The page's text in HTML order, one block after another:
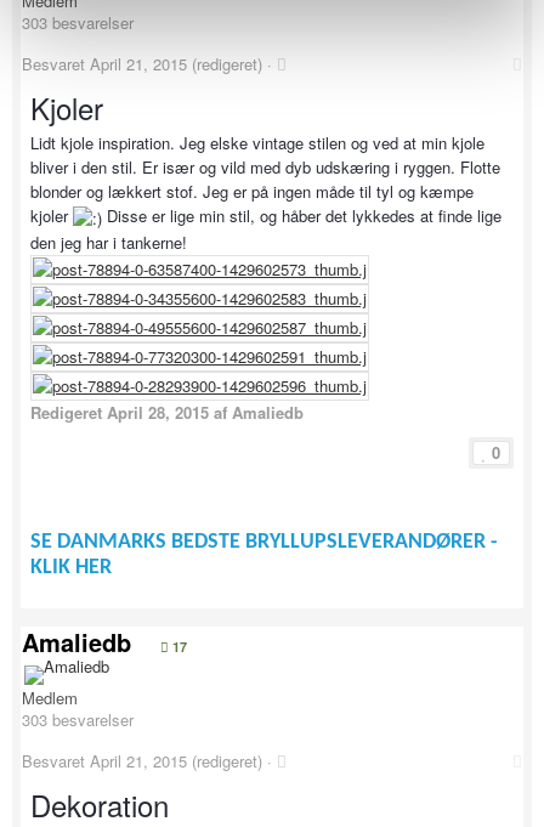
303 besvarelser
Besvaret April 21, 2015 (redigeret) ·
Kjoler
Lidt kjole inspiration. Jeg elske vintage stilen og ved at min kjole
bliver i den stil. Er især og vild med dyb udskæring i ryggen. Flotte
blonder og lækkert stof. Jeg er på ingen måde til tyl og kæmpe
kjoler
Disse er lige min stil, og håber det lykkedes at finde lige
den jeg har i tankerne!
Redigeret April 28, 2015 af Amaliedb
0
SE DANMARKS BEDSTE BRYLLUPSLEVERANDØRER -
KLIK HER
Amaliedb 17
Medlem
303 besvarelser
Besvaret April 21, 2015 (redigeret) ·
Dekoration